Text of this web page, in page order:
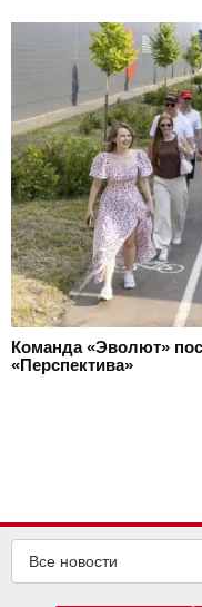
Команда «Эволют»
«Перспектива»
Все новости